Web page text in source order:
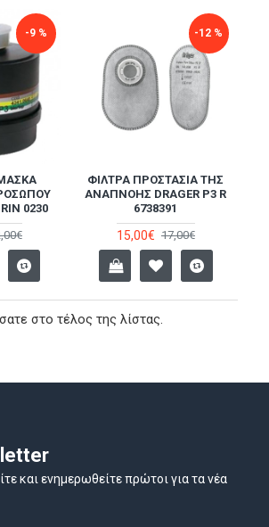
-9 %
0230
-12 %
ΦΊΛΤΡΑ ΠΡΟΣΤΑΣΊΑ ΤΗΣ
ΑΝΑΠΝΟΉΣ DRAGER P3 R
6738391
15,00€ 17,00€
στο τέλος της λίστας.
και ενημερωθείτε πρώτοι για τα νέα